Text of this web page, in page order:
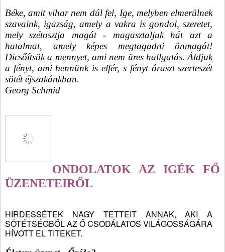
Béke, amit vihar nem dúl fel, Ige, melyben elmerülnek
szavaink, igazság, amely a vakra is gondol, szeretet,
mely szétosztja magát - magasztaljuk hát azt a
hatalmat, amely képes megtagadni önmagát!
Dicsőítsük a mennyet, ami nem üres hallgatás. Áldjuk
a fényt, ami bennünk is elfér, s fényt áraszt szerteszét
sötét éjszakánkban.
Georg Schmid
ONDOLATOK AZ IGÉK FŐ
ÜZENETEIRŐL
HIRDESSÉTEK NAGY TETTEIT ANNAK, AKI A
SÖTÉTSÉGBŐL AZ Ő CSODÁLATOS VILÁGOSSÁGÁRA
HÍVOTT EL TITEKET.